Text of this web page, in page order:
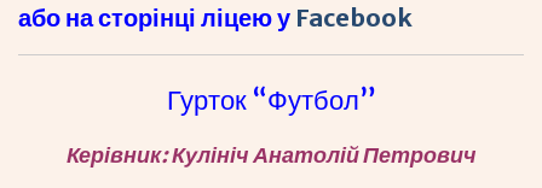
або на сторінці ліцею у Facebook
Гурток “Футбол”
Керівник: Кулініч Анатолій Петрович